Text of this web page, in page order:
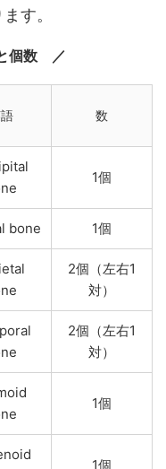
す。
個数
数
1個
bone 1個
2個（左右1
対）
2個（左右1
対）
1個
1個